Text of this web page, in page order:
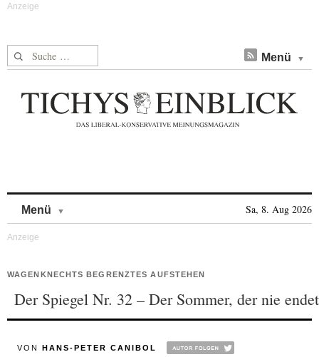
Suche nach: Menü
Menü Sa, 8. Aug 2026
WAGENKNECHTS BEGRENZTES AUFSTEHEN
Der Spiegel Nr. 32 – Der Sommer, der nie endet
VON HANS-PETER CANIBOL